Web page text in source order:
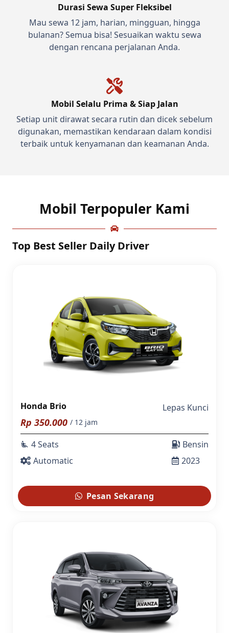
Durasi Sewa Super Fleksibel
Mau sewa 12 jam, harian, mingguan, hingga
bulanan? Semua bisa! Sesuaikan waktu sewa
dengan rencana perjalanan Anda.
Mobil Selalu Prima & Siap Jalan
Setiap unit dirawat secara rutin dan dicek sebelum
digunakan, memastikan kendaraan dalam kondisi
terbaik untuk kenyamanan dan keamanan Anda.
Mobil Terpopuler Kami
Top Best Seller Daily Driver
Honda Brio Lepas Kunci
Rp 350.000 / 12 jam
airline_seat_recline_extra 4 Seats
Automatic
Bensin
2023
Pesan Sekarang